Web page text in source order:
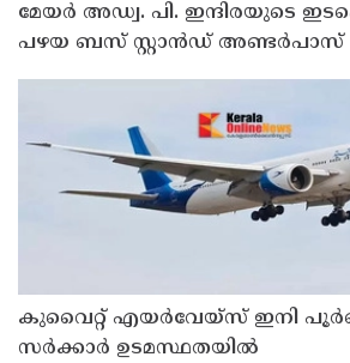
മേയർ അഡ്വ. പി. ഇന്ദിരയുടെ
പഴയ ബസ് സ്റ്റാൻഡ് അണ്ടർപാസ്
തകർന്ന ഫുട്പാത്ത് സ്ലാബുകൾ
കുവൈറ്റ് എയര്‍വേയ്സ് ഇനി
സര്‍ക്കാര്‍ ഉടമസ്ഥതയില്‍